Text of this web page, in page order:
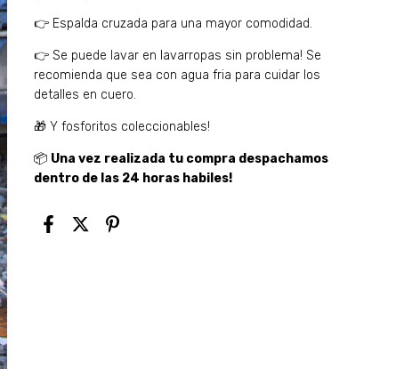
👉 Espalda cruzada para una mayor comodidad.
👉 Se puede lavar en lavarropas sin problema! Se
recomienda que sea con agua fria para cuidar los
detalles en cuero.
🎁 Y fosforitos coleccionables!
📦 Una vez realizada tu compra despachamos
dentro de las 24 horas habiles!